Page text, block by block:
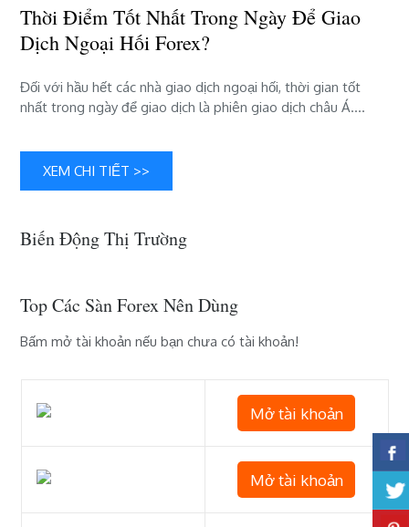
dịch
ngoại
hối
Thời Điểm Tốt Nhất Trong Ngày Để Giao
Dịch Ngoại Hối Forex?
Đối với hầu hết các nhà giao dịch ngoại hối, thời gian tốt
nhất trong ngày để giao dịch là phiên giao dịch châu Á….
XEM CHI TIẾT >>
Biến Động Thị Trường
Top Các Sàn Forex Nên Dùng
Bấm mở tài khoản nếu bạn chưa có tài khoản!
Mở tài khoản
Mở tài khoản